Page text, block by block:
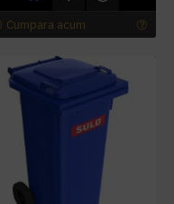
Cumpara acum